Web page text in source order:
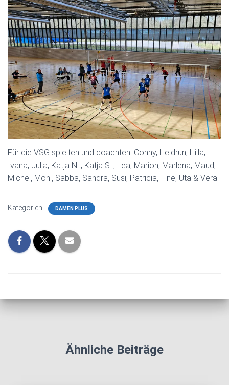
Für die VSG spielten und coachten: Conny, Heidrun, Hilla,
Ivana, Julia, Katja N. , Katja S. , Lea, Marion, Marlena, Maud,
Michel, Moni, Sabba, Sandra, Susi, Patricia, Tine, Uta & Vera
Kategorien: DAMEN PLUS
Ähnliche Beiträge